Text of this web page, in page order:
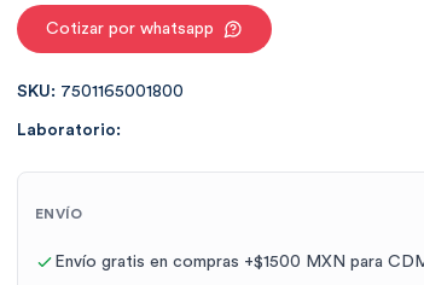
Cotizar por whatsapp
SKU: 7501165001800
Laboratorio:
ENVÍO
Envío gratis en compras +$1500 MXN para